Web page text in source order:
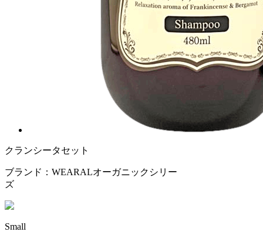
クランシータセット
ブランド：WEARALオーガニックシリー
ズ
Small